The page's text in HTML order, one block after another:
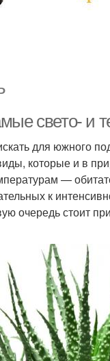
свето- и
для южного
которые и в
—
к
очередь стоит